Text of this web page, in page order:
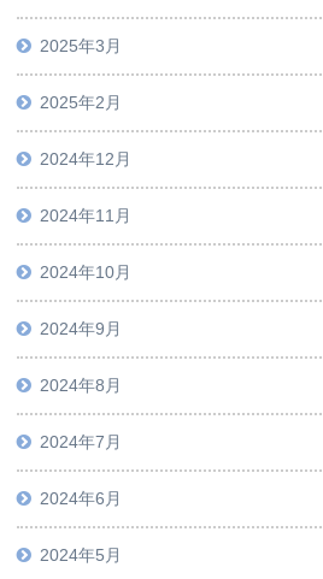
2025年3月
2025年2月
2024年12月
2024年11月
2024年10月
2024年9月
2024年8月
2024年7月
2024年6月
2024年5月